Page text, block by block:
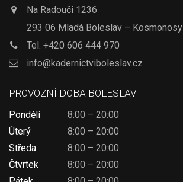
Na Radouči 1236
293 06 Mladá Boleslav – Kosmonosy
Tel. +420 606 444 970
info@kadernictviboleslav.cz
PROVOZNÍ DOBA BOLESLAV
Pondělí
8:00 – 20:00
Úterý
8:00 – 20:00
Středa
8:00 – 20:00
Čtvrtek
8:00 – 20:00